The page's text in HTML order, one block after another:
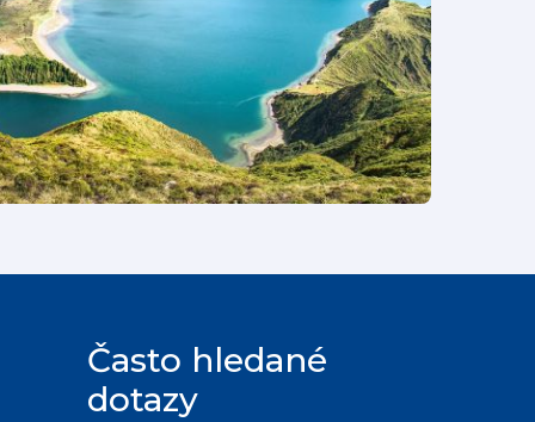
Často hledané
dotazy